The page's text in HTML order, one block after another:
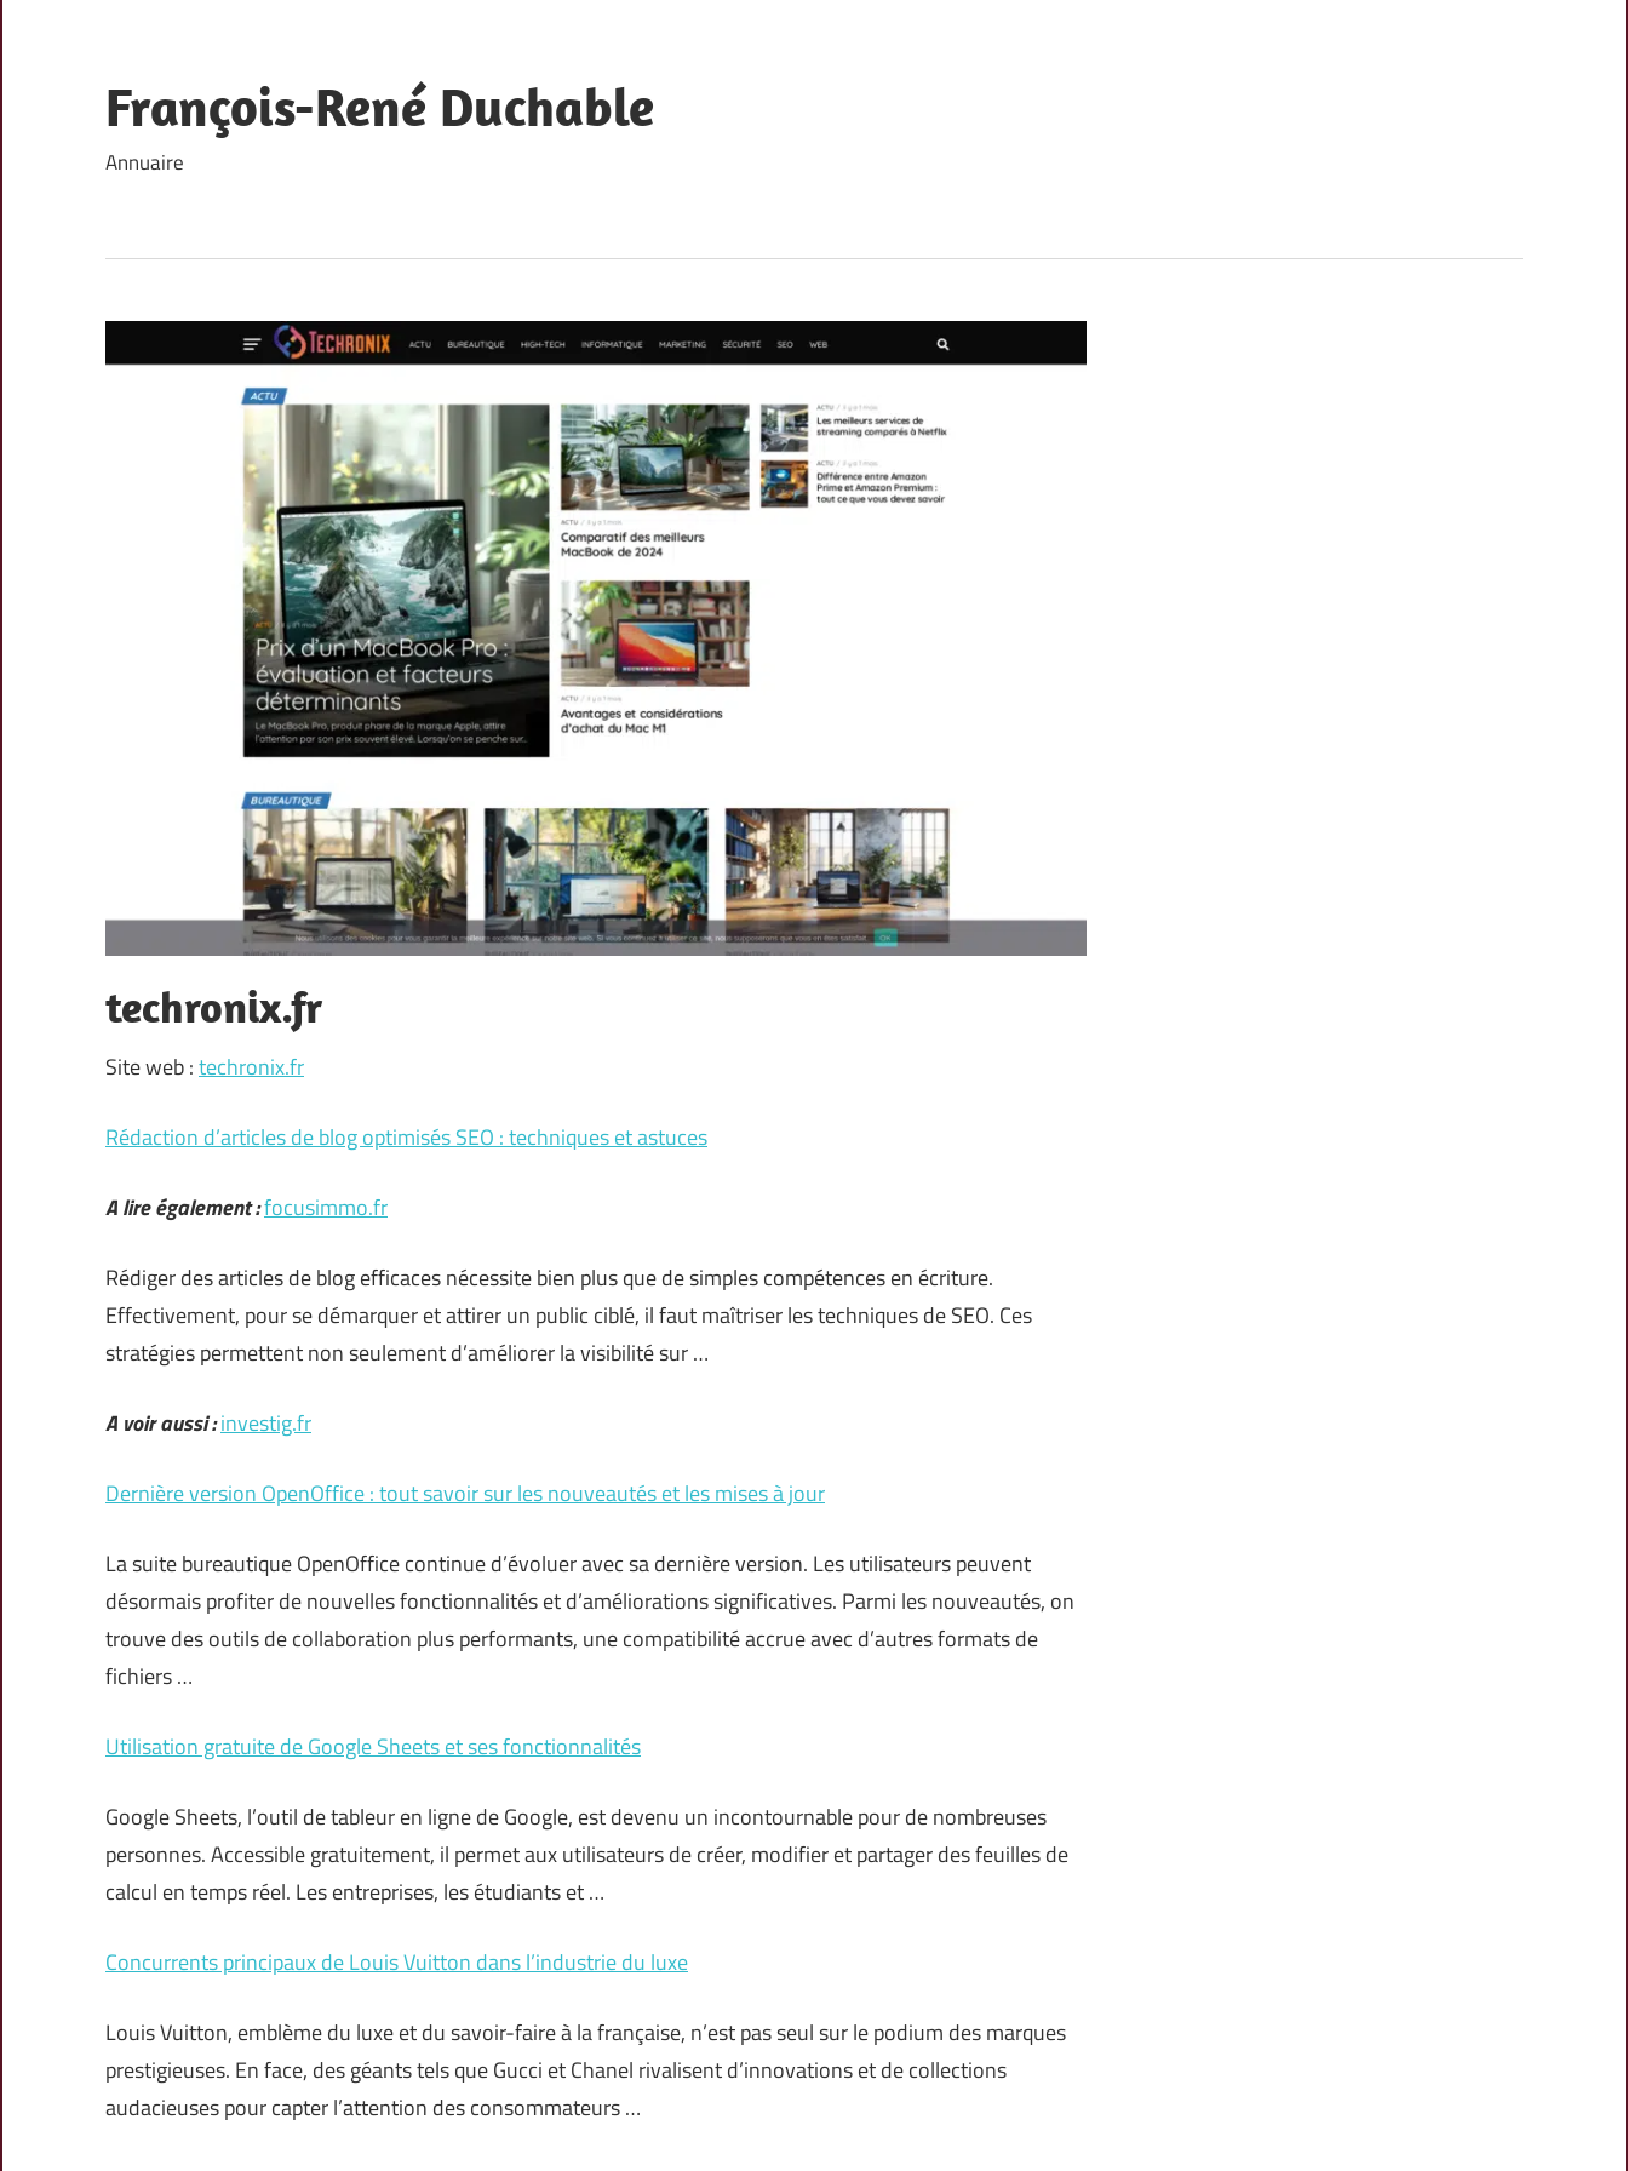
content
François-René Duchable
Annuaire
techronix.fr
Site web :techronix.fr
Rédaction d’articles de blog optimisés SEO : techniques et astuces
A lire également :focusimmo.fr
Rédiger des articles de blog efficaces nécessite bien plus que de simples compétences en écriture.
Effectivement, pour se démarquer et attirer un public ciblé, il faut maîtriser les techniques de SEO. Ces
stratégies permettent non seulement d’améliorer la visibilité sur …
A voir aussi :investig.fr
Dernière version OpenOffice : tout savoir sur les nouveautés et les mises à jour
La suite bureautique OpenOffice continue d’évoluer avec sa dernière version. Les utilisateurs peuvent
désormais profiter de nouvelles fonctionnalités et d’améliorations significatives. Parmi les nouveautés, on
trouve des outils de collaboration plus performants, une compatibilité accrue avec d’autres formats de
fichiers …
Utilisation gratuite de Google Sheets et ses fonctionnalités
Google Sheets, l’outil de tableur en ligne de Google, est devenu un incontournable pour de nombreuses
personnes. Accessible gratuitement, il permet aux utilisateurs de créer, modifier et partager des feuilles de
calcul en temps réel. Les entreprises, les étudiants et …
Concurrents principaux de Louis Vuitton dans l’industrie du luxe
Louis Vuitton, emblème du luxe et du savoir-faire à la française, n’est pas seul sur le podium des marques
prestigieuses. En face, des géants tels que Gucci et Chanel rivalisent d’innovations et de collections
audacieuses pour capter l’attention des consommateurs …